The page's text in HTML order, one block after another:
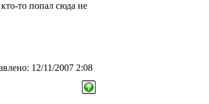
то попал сюда не
12/11/2007 2:08